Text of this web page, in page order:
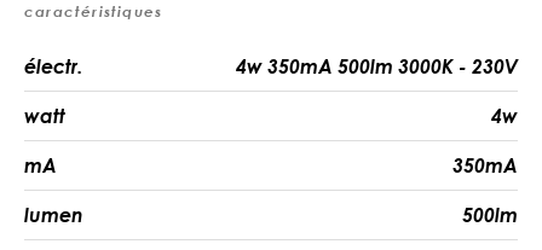
caractéristiques
électr. 4w 350mA 500lm 3000K - 230V
watt 4w
mA 350mA
lumen 500lm